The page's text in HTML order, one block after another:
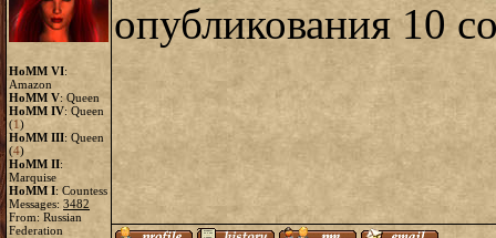
HoMM VI:
Amazon
HoMM V: Queen
HoMM IV: Queen
(1)
HoMM III: Queen
(4)
HoMM II:
Marquise
HoMM I: Countess
Messages: 3482
From: Russian
Federation
опубликования 10